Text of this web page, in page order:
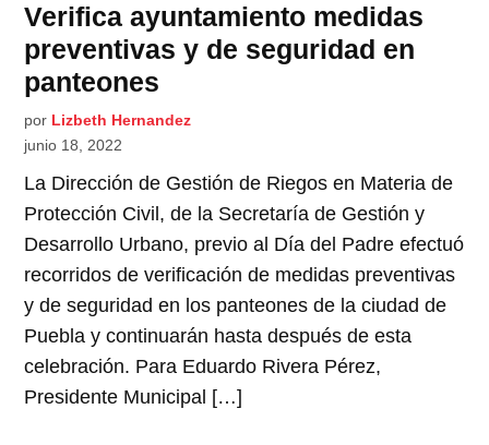
Verifica ayuntamiento medidas
preventivas y de seguridad en
panteones
por Lizbeth Hernandez
junio 18, 2022
La Dirección de Gestión de Riegos en Materia de
Protección Civil, de la Secretaría de Gestión y
Desarrollo Urbano, previo al Día del Padre efectuó
recorridos de verificación de medidas preventivas
y de seguridad en los panteones de la ciudad de
Puebla y continuarán hasta después de esta
celebración. Para Eduardo Rivera Pérez,
Presidente Municipal […]